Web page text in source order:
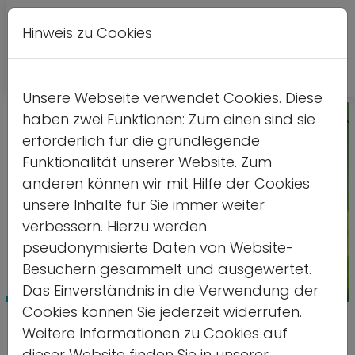
Qualifizierungsangebot
Hinweis zu Cookies
Unsere Webseite verwendet Cookies. Diese
haben zwei Funktionen: Zum einen sind sie
erforderlich für die grundlegende
Funktionalität unserer Website. Zum
anderen können wir mit Hilfe der Cookies
unsere Inhalte für Sie immer weiter
verbessern. Hierzu werden
pseudonymisierte Daten von Website-
Besuchern gesammelt und ausgewertet.
Das Einverständnis in die Verwendung der
Cookies können Sie jederzeit widerrufen.
Weitere Informationen zu Cookies auf